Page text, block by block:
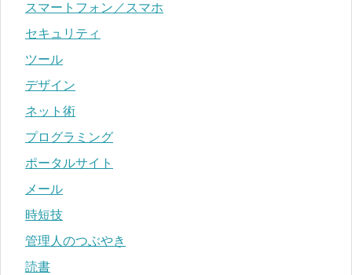
スマートフォン／スマホ
セキュリティ
ツール
デザイン
ネット術
プログラミング
ポータルサイト
メール
時短技
管理人のつぶやき
読書